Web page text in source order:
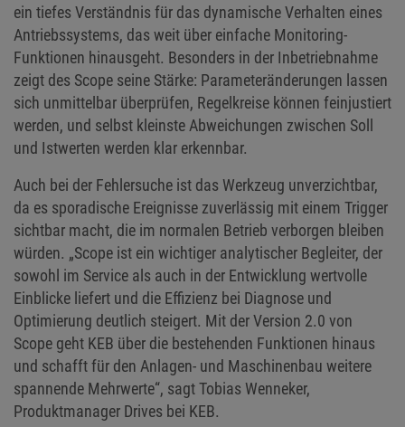
ein tiefes Verständnis für das dynamische Verhalten eines
Antriebssystems, das weit über einfache Monitoring-
Funktionen hinausgeht. Besonders in der Inbetriebnahme
zeigt des Scope seine Stärke: Parameteränderungen lassen
sich unmittelbar überprüfen, Regelkreise können feinjustiert
werden, und selbst kleinste Abweichungen zwischen Soll
und Istwerten werden klar erkennbar.
Auch bei der Fehlersuche ist das Werkzeug unverzichtbar,
da es sporadische Ereignisse zuverlässig mit einem Trigger
sichtbar macht, die im normalen Betrieb verborgen bleiben
würden. „Scope ist ein wichtiger analytischer Begleiter, der
sowohl im Service als auch in der Entwicklung wertvolle
Einblicke liefert und die Effizienz bei Diagnose und
Optimierung deutlich steigert. Mit der Version 2.0 von
Scope geht KEB über die bestehenden Funktionen hinaus
und schafft für den Anlagen- und Maschinenbau weitere
spannende Mehrwerte“, sagt Tobias Wenneker,
Produktmanager Drives bei KEB.